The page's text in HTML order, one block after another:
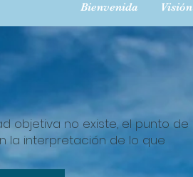
Bienvenida Visión
objetiva no existe, el punto de
la interpretación de lo que